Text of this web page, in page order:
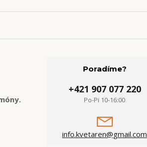
Poradíme?
+421 907 077 220
Po-Pi 10-16:00
info.kvetaren@gmail.com